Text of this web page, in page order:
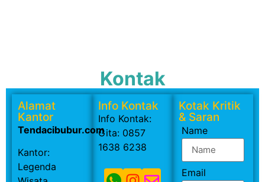
Kontak
Alamat
Kantor
Tendacibubur.com
Kantor:
Legenda
Info Kontak
Info Kontak:
Gita: 0857
1638 6238
Kotak Kritik
& Saran
Name
Email